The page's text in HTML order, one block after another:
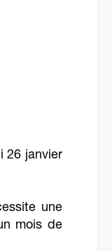
26 janvier
une
mois de